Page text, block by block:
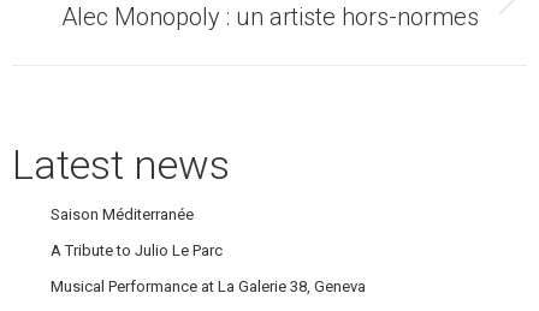
Next
Alec Monopoly : un artiste hors-normes
Latest news
Saison Méditerranée
A Tribute to Julio Le Parc
Musical Performance at La Galerie 38, Geneva